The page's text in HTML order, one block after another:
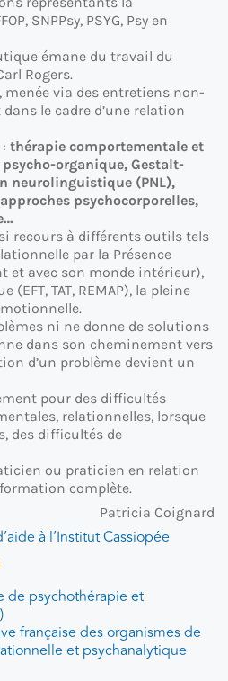
SNPPsy, PSYG, Psy en
émane du travail du
Rogers.
menée via des entretiens non-
le cadre d’une relation
thérapie comportementale et
organique, Gestalt-
neurolinguistique (PNL),
psychocorporelles,
recours à différents outils tels
par la Présence
et avec son monde intérieur),
(EFT, TAT, REMAP), la pleine
ni ne donne de solutions
dans son cheminement vers
d’un problème devient un
pour des difficultés
relationnelles, lorsque
des difficultés de
ou praticien en relation
complète.
Patricia Coignard
à l’Institut Cassiopée
de psychothérapie et
française des organismes de
et psychanalytique